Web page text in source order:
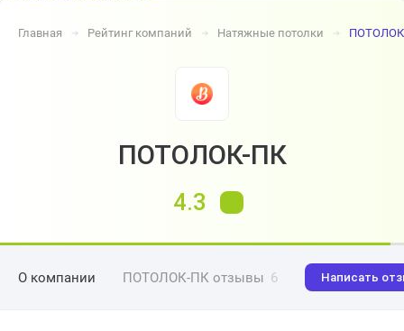
Главная ➔ Рейтинг компаний ➔ Натяжные потолки ➔
ПОТОЛОК-ПК
4.3
О компании ПОТОЛОК-ПК отзывы 6 Написать